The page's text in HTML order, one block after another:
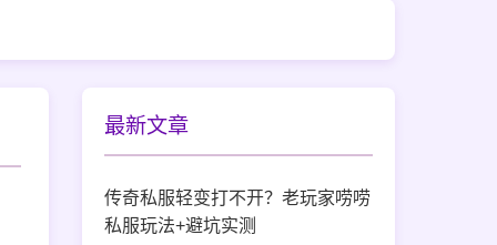
最新文章
传奇私服轻变打不开？老玩家唠唠
私服玩法+避坑实测